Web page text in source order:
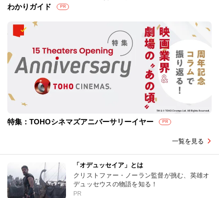
わかりガイド
PR
特集：TOHOシネマズアニバーサリーイヤー PR
一覧を見る
「オデュッセイア」とは
クリストファー・ノーラン監督が挑む、英雄オ
デュッセウスの物語を知る！
PR